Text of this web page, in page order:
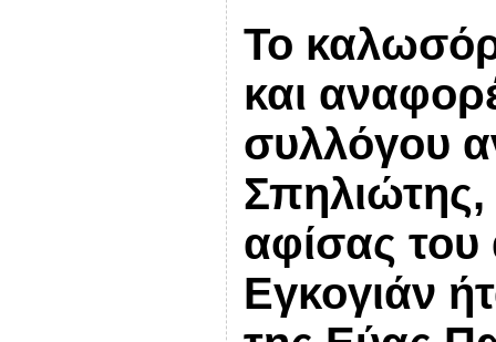
Το
και
συλλόγου
Σπηλιώτης
αφίσας του
Εγκογιάν